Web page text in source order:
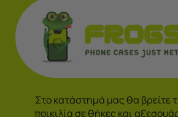
Στο κατάστημά μας θα βρείτε
ποικιλία σε θήκες και